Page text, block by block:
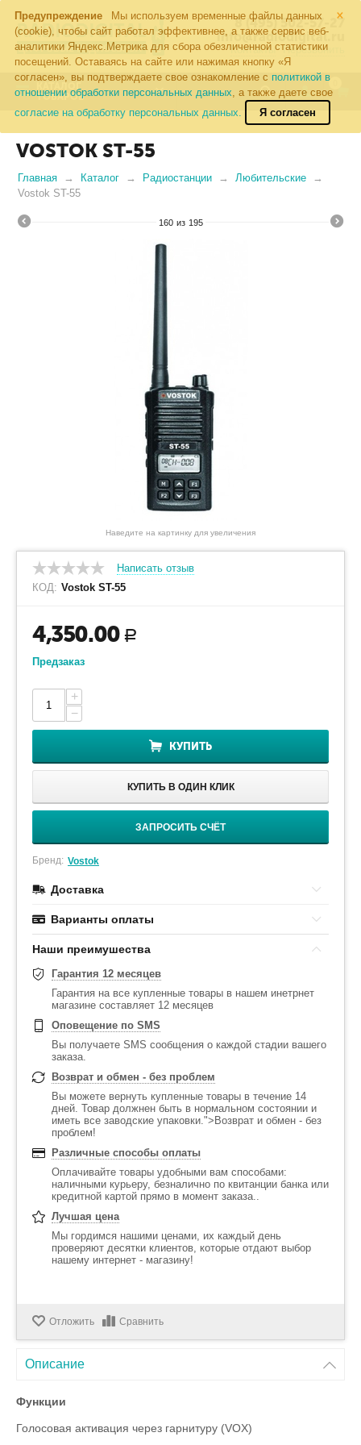
×
Предупреждение
Мы используем временные файлы данных
(cookie), чтобы сайт работал эффективнее, а также сервис веб-
аналитики Яндекс.Метрика для сбора обезличенной статистики
посещений. Оставаясь на сайте или нажимая кнопку «Я
согласен», вы подтверждаете свое ознакомление с политикой в
отношении обработки персональных данных, а также даете свое
согласие на обработку персональных данных.
Я согласен
8 (495) 502-57-27
info@radiodigital.ru
Контакты Перезвонить
КАТАЛОГ
ТОВАРОВ
VOSTOK ST-55
Главная Каталог Радиостанции
Любительские
Vostok ST-55
160 из 195
Наведите на картинку для увеличения
Написать отзыв
КОД: Vostok ST-55
4,350.00 Р
Предзаказ
+
−
КУПИТЬ
КУПИТЬ В ОДИН КЛИК
ЗАПРОСИТЬ СЧЁТ
Бренд: Vostok
Доставка
Варианты оплаты
Наши преимушества
Гарантия 12 месяцев
Гарантия на все купленные товары в нашем инетрнет
магазине составляет 12 месяцев
Оповещение по SMS
Вы получаете SMS сообщения о каждой стадии вашего
заказа.
Возврат и обмен - без проблем
Вы можете вернуть купленные товары в течение 14
дней. Товар должнен быть в нормальном состоянии и
иметь все заводские упаковки.">Возврат и обмен - без
проблем!
Различные способы оплаты
Оплачивайте товары удобными вам способами:
наличными курьеру, безналично по квитанции банка или
кредитной картой прямо в момент заказа..
Лучшая цена
Мы гордимся нашими ценами, их каждый день
проверяют десятки клиентов, которые отдают выбор
нашему интернет - магазину!
Отложить Сравнить
Описание
Функции
Голосовая активация через гарнитуру (VOX)